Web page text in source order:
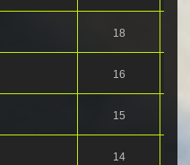
18
16
15
14